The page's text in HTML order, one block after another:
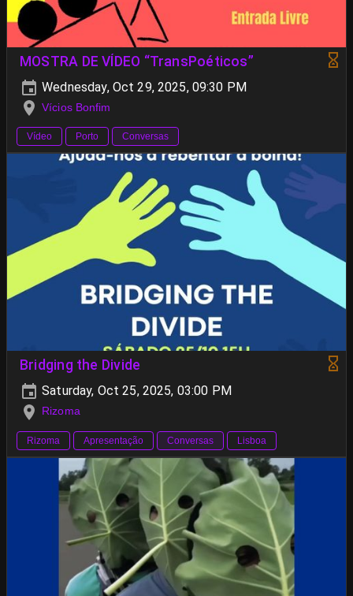
MOSTRA DE VÍDEO “TransPoéticos”
Wednesday, Oct 29, 2025, 09:30 PM
Vícios Bonfim
Vídeo Porto Conversas
Bridging the Divide
Saturday, Oct 25, 2025, 03:00 PM
Rizoma
Rizoma Apresentação Conversas Lisboa